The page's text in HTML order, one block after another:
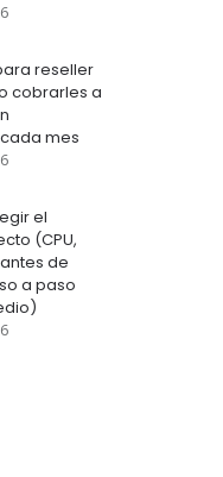
reseller
cobrarles a
mes
el
(CPU,
de
a paso